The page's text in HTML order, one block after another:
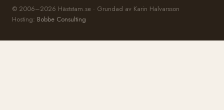
© 2006–2026 Häststam.se · Grundad av Karin Halvarsson
Hosting: Bobbe Consulting